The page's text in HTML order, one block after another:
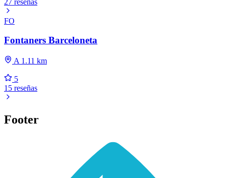
FO
Fontaners Barceloneta
A 1.11 km
5
15 reseñas
Footer